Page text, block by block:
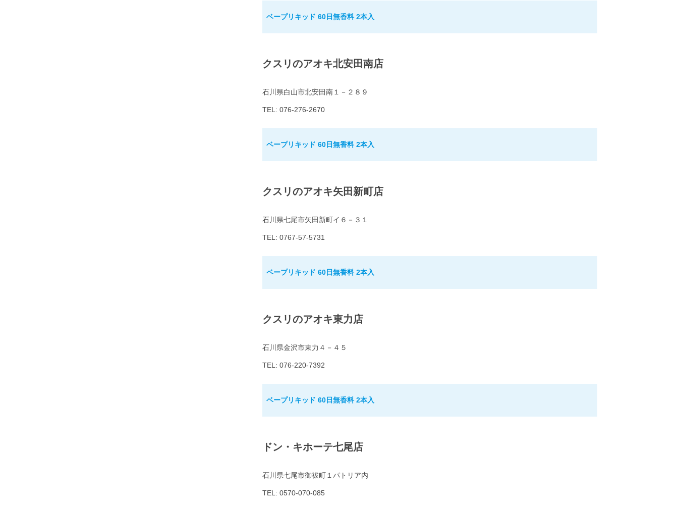
ベープリキッド 60日無香料 2本入
クスリのアオキ北安田南店
石川県白山市北安田南１－２８９
TEL: 076-276-2670
ベープリキッド 60日無香料 2本入
クスリのアオキ矢田新町店
石川県七尾市矢田新町イ６－３１
TEL: 0767-57-5731
ベープリキッド 60日無香料 2本入
クスリのアオキ東力店
石川県金沢市東力４－４５
TEL: 076-220-7392
ベープリキッド 60日無香料 2本入
ドン・キホーテ七尾店
石川県七尾市御祓町１パトリア内
TEL: 0570-070-085